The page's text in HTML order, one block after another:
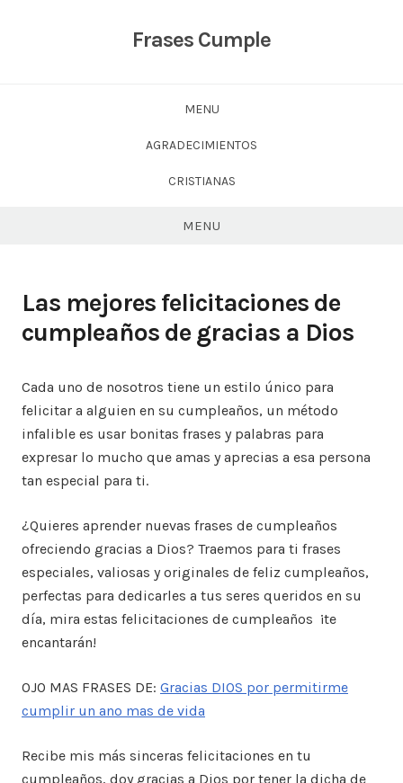
Frases Cumple
MENU
AGRADECIMIENTOS
CRISTIANAS
MENU
Las mejores felicitaciones de
cumpleaños de gracias a Dios
Cada uno de nosotros tiene un estilo único para
felicitar a alguien en su cumpleaños, un método
infalible es usar bonitas frases y palabras para
expresar lo mucho que amas y aprecias a esa persona
tan especial para ti.
¿Quieres aprender nuevas frases de cumpleaños
ofreciendo gracias a Dios? Traemos para ti frases
especiales, valiosas y originales de feliz cumpleaños,
perfectas para dedicarles a tus seres queridos en su
día, mira estas felicitaciones de cumpleaños ¡te
encantarán!
OJO MAS FRASES DE: Gracias DIOS por permitirme
cumplir un ano mas de vida
Recibe mis más sinceras felicitaciones en tu
cumpleaños, doy gracias a Dios por tener la dicha de